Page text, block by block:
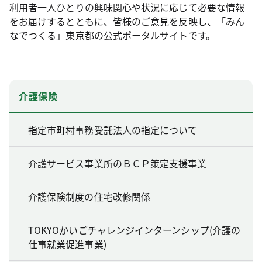
利用者一人ひとりの興味関心や状況に応じて必要な情報
をお届けするとともに、皆様のご意見を反映し、「みん
なでつくる」東京都の公式ポータルサイトです。
介護保険
指定市町村事務受託法人の指定について
介護サービス事業所のＢＣＰ策定支援事業
介護保険制度の住宅改修関係
TOKYOかいごチャレンジインターンシップ(介護の
仕事就業促進事業)